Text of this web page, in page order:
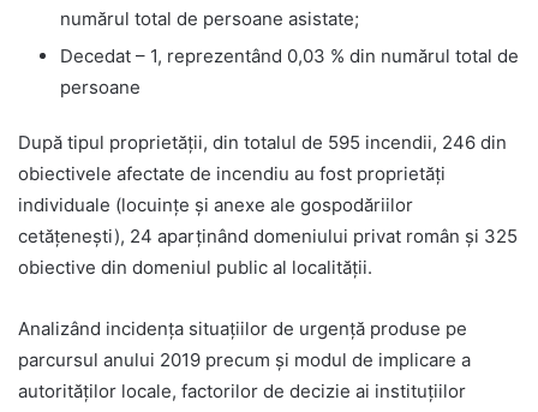
numărul total de persoane asistate;
Decedat – 1, reprezentând 0,03 % din numărul total de
persoane
După tipul proprietăţii, din totalul de 595 incendii, 246 din
obiectivele afectate de incendiu au fost proprietăţi
individuale (locuinţe şi anexe ale gospodăriilor
cetăţeneşti), 24 aparţinând domeniului privat român şi 325
obiective din domeniul public al localităţii.
Analizând incidenţa situaţiilor de urgenţă produse pe
parcursul anului 2019 precum şi modul de implicare a
autorităţilor locale, factorilor de decizie ai instituţiilor